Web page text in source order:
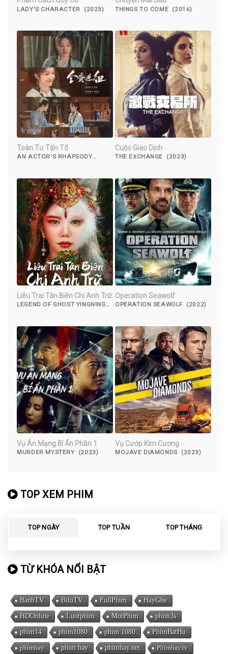
LADY'S CHARACTER (2023) THINGS TO COME (2016)
Toàn Tư Tấn Tổ
AN ACTOR'S RHAPSODY
Cuộc Giao Dịch
THE EXCHANGE (2023)
Liêu Trai Tân Biên Chi Anh Trữ
LEGEND OF GHOST YINGNING
Operation Seawolf
OPERATION SEAWOLF (2022)
Vụ Án Mạng Bí Ẩn Phần 1
MURDER MYSTERY (2023)
Vụ Cướp Kim Cương
MOJAVE DIAMONDS (2023)
TOP XEM PHIM
TOP NGÀY TOP TUẦN TOP THÁNG
TỪ KHÓA NỔI BẬT
BanhTV BiluTV FullPhim HayGhe
HDOnline Luotphim MotPhim phim3s
phim14 phim1080 phim 1080 PhimBatHu
phimhay phim hay phimhay.net Phimhay.tv